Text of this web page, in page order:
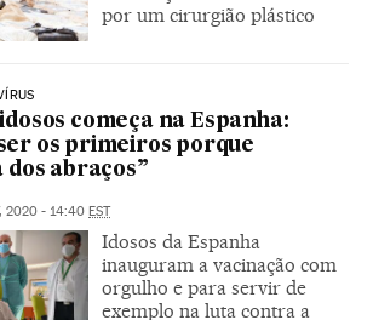
por um cirurgião plástico
começa na Espanha:
os primeiros porque
abraços”
2020 - 14:40 EST
Idosos da Espanha
inauguram a vacinação com
orgulho e para servir de
exemplo na luta contra a